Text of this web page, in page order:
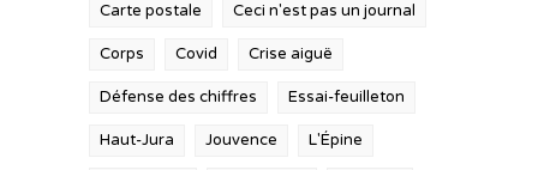
Carte postale Ceci n'est pas un journal
Corps Covid Crise aiguë
Défense des chiffres Essai-feuilleton
Haut-Jura Jouvence L'Épine